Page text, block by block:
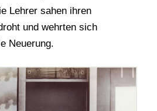
Lehrer sahen ihren
und wehrten sich
Neuerung.